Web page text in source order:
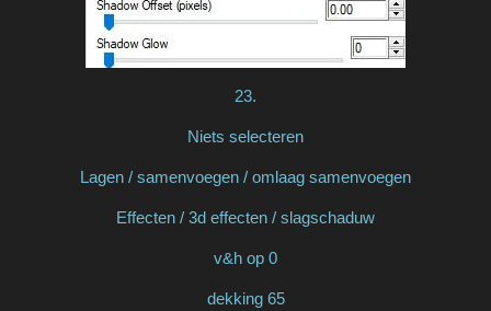
23.
Niets selecteren
Lagen / samenvoegen / omlaag samenvoegen
Effecten / 3d effecten / slagschaduw
v&h op 0
dekking 65